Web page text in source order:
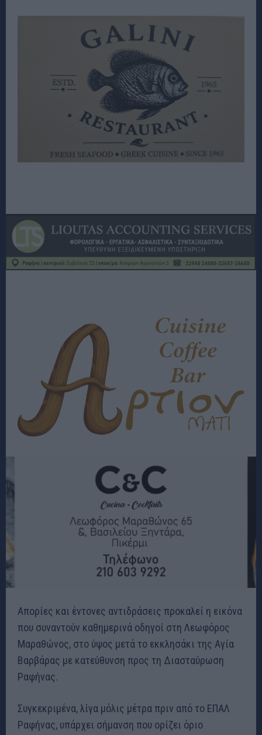
Απορίες και έντονες αντιδράσεις προκαλεί η εικόνα
που συναντούν καθημερινά οδηγοί στη Λεωφόρος
Μαραθώνος, στο ύψος μετά το εκκλησάκι της Αγία
Βαρβάρας με κατεύθυνση προς τη Διασταύρωση
Ραφήνας.
Συγκεκριμένα, λίγα μόλις μέτρα πριν από το ΕΠΑΛ
Ραφήνας, υπάρχει σήμανση που ορίζει όριο